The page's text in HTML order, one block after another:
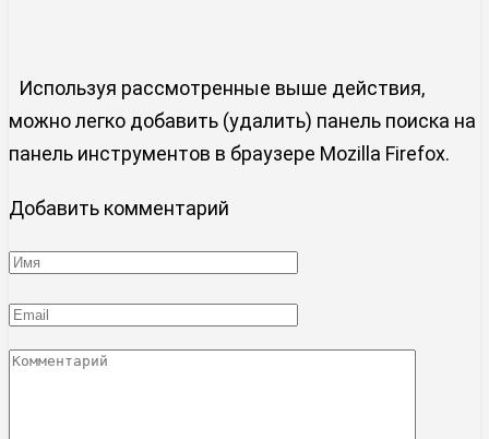
Используя рассмотренные выше действия,
можно легко добавить (удалить) панель поиска на
панель инструментов в браузере Mozilla Firefox.
Добавить комментарий
Имя
Email
*
Комментарий